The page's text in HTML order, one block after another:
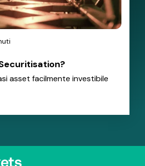
asset facilmente investibile